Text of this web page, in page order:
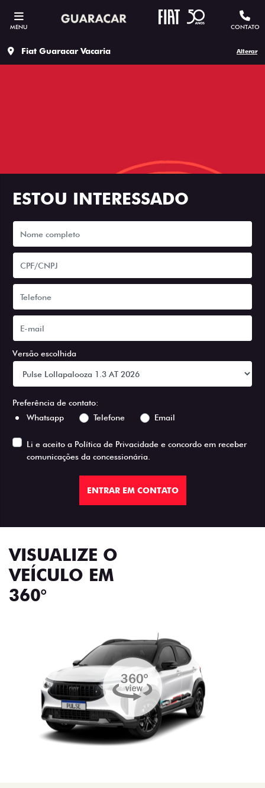
MENU CONTATO
Fiat Guaracar Vacaria Alterar
ESTOU INTERESSADO
Versão escolhida
Preferência de contato:
Whatsapp
Telefone Email
Li e aceito a Política de Privacidade e concordo em receber
comunicações da concessionária.
ENTRAR EM CONTATO
VISUALIZE O
VEÍCULO EM
360°